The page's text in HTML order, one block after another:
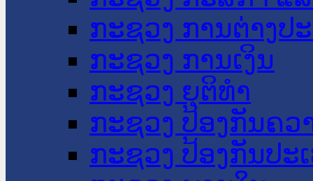
ກະຊວງ ການຕ່າງປ
ກະຊວງ ການເງິນ
ກະຊວງ ຍຸຕິທໍາ
ກະຊວງ ປ້ອງກັນຄວ
ກະຊວງ ປ້ອງກັນປະ